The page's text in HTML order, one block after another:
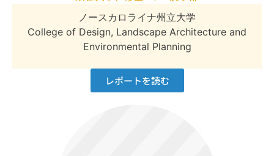
ノースカロライナ州立大学
College of Design, Landscape Architecture and
Environmental Planning
レポートを読む